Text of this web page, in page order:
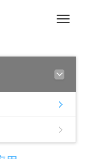
Toggle